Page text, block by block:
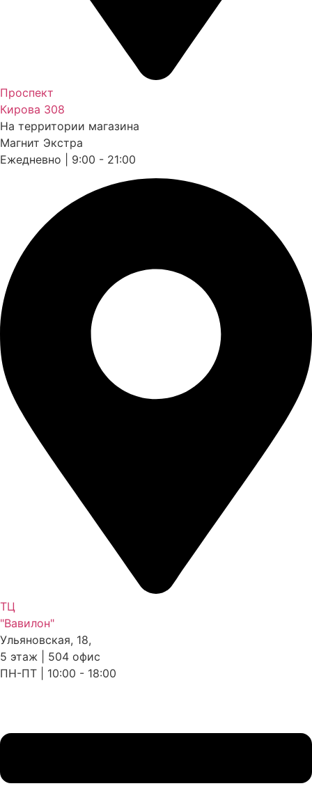
Проспект
Кирова 308
На территории магазина
Магнит Экстра
Ежедневно | 9:00 - 21:00
ТЦ
"Вавилон"
Ульяновская, 18,
5 этаж | 504 офис
ПН-ПТ | 10:00 - 18:00